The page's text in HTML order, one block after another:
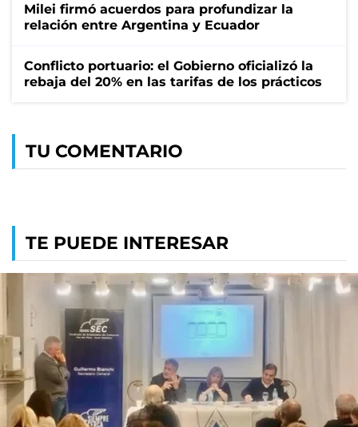
Milei firmó acuerdos para profundizar la
relación entre Argentina y Ecuador
Conflicto portuario: el Gobierno oficializó la
rebaja del 20% en las tarifas de los prácticos
TU COMENTARIO
TE PUEDE INTERESAR